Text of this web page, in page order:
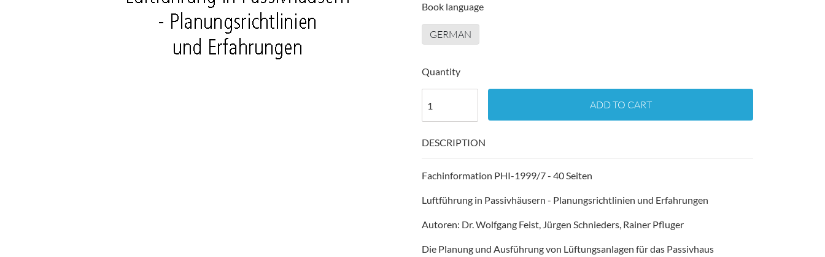
Book language
GERMAN
Quantity
ADD TO CART
DESCRIPTION
Fachinformation PHI-1999/7 - 40 Seiten
Luftführung in Passivhäusern - Planungsrichtlinien und Erfahrungen
Autoren: Dr. Wolfgang Feist, Jürgen Schnieders, Rainer Pfluger
Die Planung und Ausführung von Lüftungsanlagen für das Passivhaus